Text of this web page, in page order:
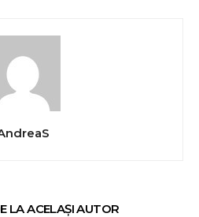
LA ACELAȘI AUTOR